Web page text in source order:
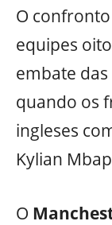
O
equipes
embate
quando os
ingleses
Kylian
O